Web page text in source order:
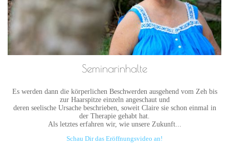
Seminarinhalte
Es werden dann die körperlichen Beschwerden ausgehend vom Zeh bis
zur Haarspitze einzeln angeschaut und
deren seelische Ursache beschrieben, soweit Claire sie schon einmal in
der Therapie gehabt hat.
Als letztes erfahren wir, wie unsere Zukunft...
Schau Dir das Eröffnungsvideo an!